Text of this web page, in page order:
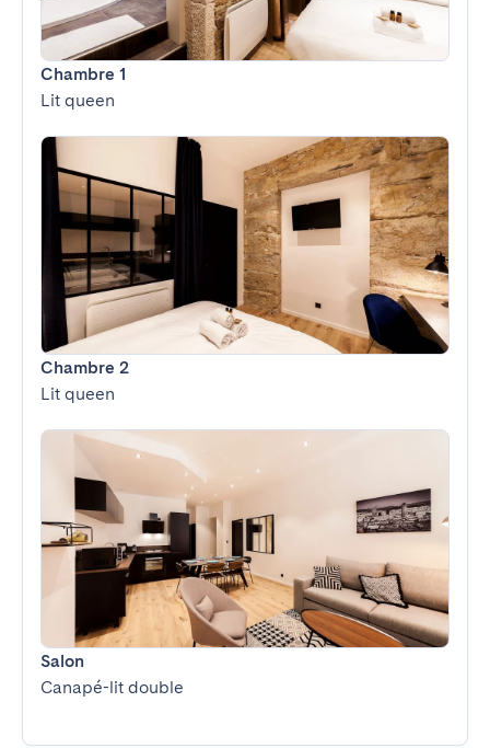
Chambre 1
Lit queen
Chambre 2
Lit queen
Salon
Canapé-lit double